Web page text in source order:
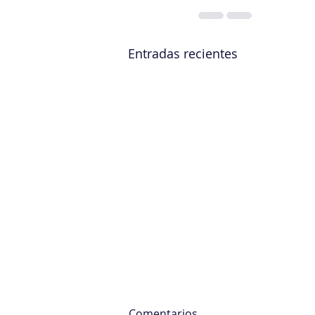
Entradas recientes